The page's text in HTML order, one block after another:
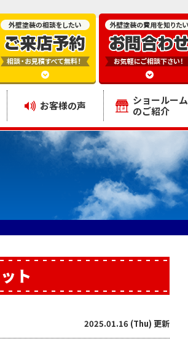
お客様の声
ショールーム
のご紹介
ト
2025.01.16 (Thu) 更新